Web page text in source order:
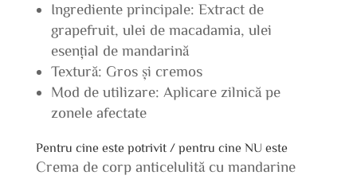
Ingrediente principale: Extract de
grapefruit, ulei de macadamia, ulei
esențial de mandarină
Textură: Gros și cremos
Mod de utilizare: Aplicare zilnică pe
zonele afectate
Pentru cine este potrivit / pentru cine NU este
Crema de corp anticelulită cu mandarine